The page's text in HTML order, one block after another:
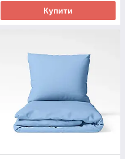
Купити